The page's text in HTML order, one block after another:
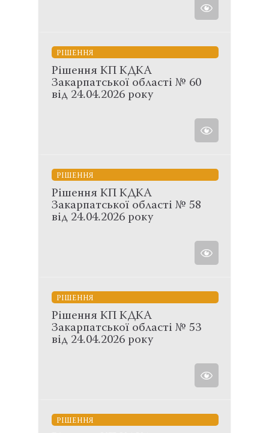
РІШЕННЯ
Рішення КП КДКА
Закарпатської області № 60
від 24.04.2026 року
РІШЕННЯ
Рішення КП КДКА
Закарпатської області № 58
від 24.04.2026 року
РІШЕННЯ
Рішення КП КДКА
Закарпатської області № 53
від 24.04.2026 року
РІШЕННЯ